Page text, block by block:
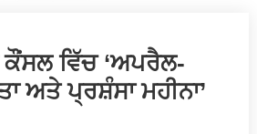
ਕੌਂਸਲ ਵਿੱਚ ‘ਅਪਰੈਲ-
ਅਤੇ ਪ੍ਰਸ਼ੰਸਾ ਮਹੀਨਾ’